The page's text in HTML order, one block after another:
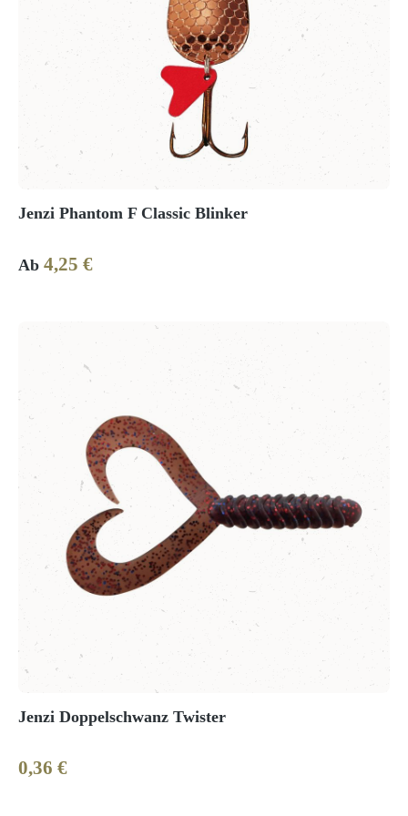
Jenzi Phantom F Classic Blinker
Regulärer Preis:
Ab 4,25 €
Jenzi Doppelschwanz Twister
Regulärer Preis:
0,36 €